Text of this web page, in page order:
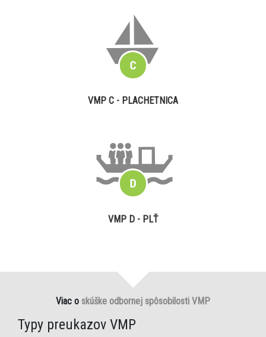
VMP C - PLACHETNICA
VMP D - PLŤ
Viac o skúške odbornej spôsobilosti VMP
Typy preukazov VMP